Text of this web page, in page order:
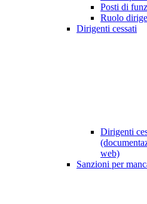
Posti di
Ruolo
Dirigenti cessati
Dirigenti
web)
Sanzioni per